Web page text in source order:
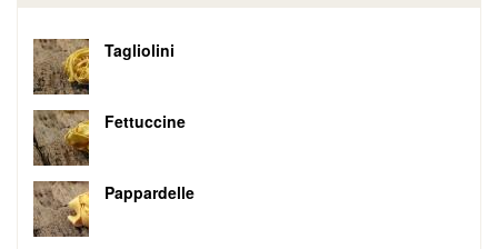
Tagliolini
Fettuccine
Pappardelle